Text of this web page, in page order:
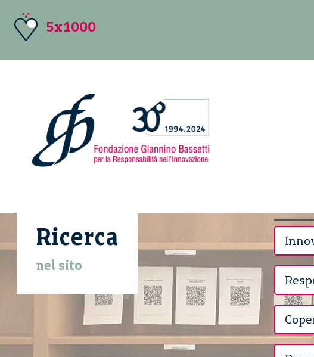
5x1000
Ricerca
nel sito